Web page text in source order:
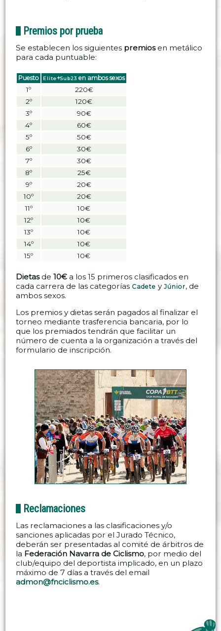
Premios por prueba
Se establecen los siguientes premiosen metálico
para cada puntuable:
Puesto Elite+Sub23 en ambos sexos
1º
220€
2º
120€
3º
90€
4º
60€
5º
50€
6º
30€
7º
30€
8º
25€
9º
20€
10º
20€
11º
10€
12º
10€
13º
10€
14º
10€
15º
10€
Dietasde10€ a los 15 primeros clasificados en
cada carrera de las categorías Cadete yJúnior, de
ambos sexos.
Los premios y dietas serán pagados al finalizar el
torneo mediante trasferencia bancaria, por lo
que los premiados tendrán que facilitar un
número de cuenta a la organización a través del
formulario de inscripción.
Reclamaciones
Las reclamaciones a las clasificaciones y/o
sanciones aplicadas por el Jurado Técnico,
deberán ser presentadas al comité de árbitros de
la Federación Navarra de Ciclismo, por medio del
club/equipo del deportista implicado, en un plazo
máximo de 7 días a través del email
admon@fnciclismo.es.